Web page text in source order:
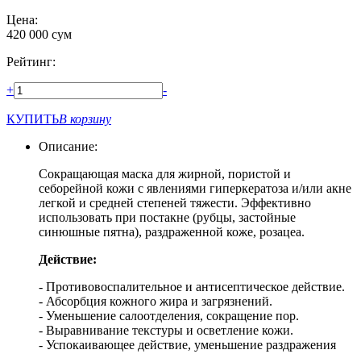
Цена:
420 000 сум
Рейтинг:
+ -
КУПИТЬВ корзину
Описание:
Сокращающая маска для жирной, пористой и
себорейной кожи с явлениями гиперкератоза и/или акне
легкой и средней степеней тяжести. Эффективно
использовать при постакне (рубцы, застойные
синюшные пятна), раздраженной коже, розацеа.
Действие:
- Противовоспалительное и антисептическое действие.
- Абсорбция кожного жира и загрязнений.
- Уменьшение салоотделения, сокращение пор.
- Выравнивание текстуры и осветление кожи.
- Успокаивающее действие, уменьшение раздражения